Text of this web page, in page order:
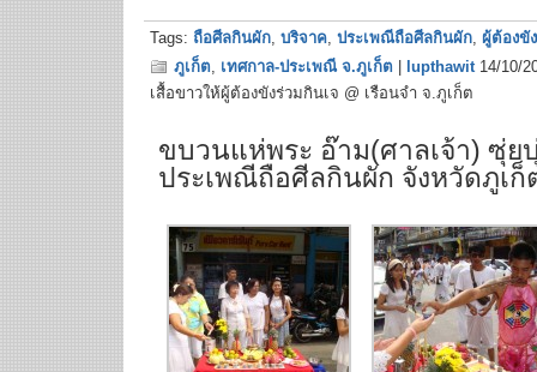
Tags: ถือศีลกินผัก, บริจาค, ประเพณีถือศีลกินผัก, ผู้ต้องขัง
ภูเก็ต, เทศกาล-ประเพณี จ.ภูเก็ต lupthawit14/10/
เสื้อขาวให้ผู้ต้องขังร่วมกินเจ @ เรือนจำ จ.ภูเก็ต
ขบวนแห่พระ อ๊าม(ศาลเจ้า) ซุ่ย
ประเพณีถือศีลกินผัก จังหวัดภูเก็